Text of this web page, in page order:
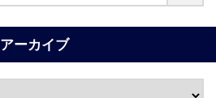
アーカイブ